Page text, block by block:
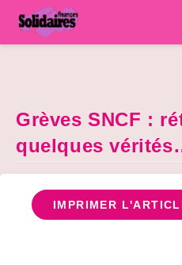
Grèves SNCF :
quelques
IMPRIMER